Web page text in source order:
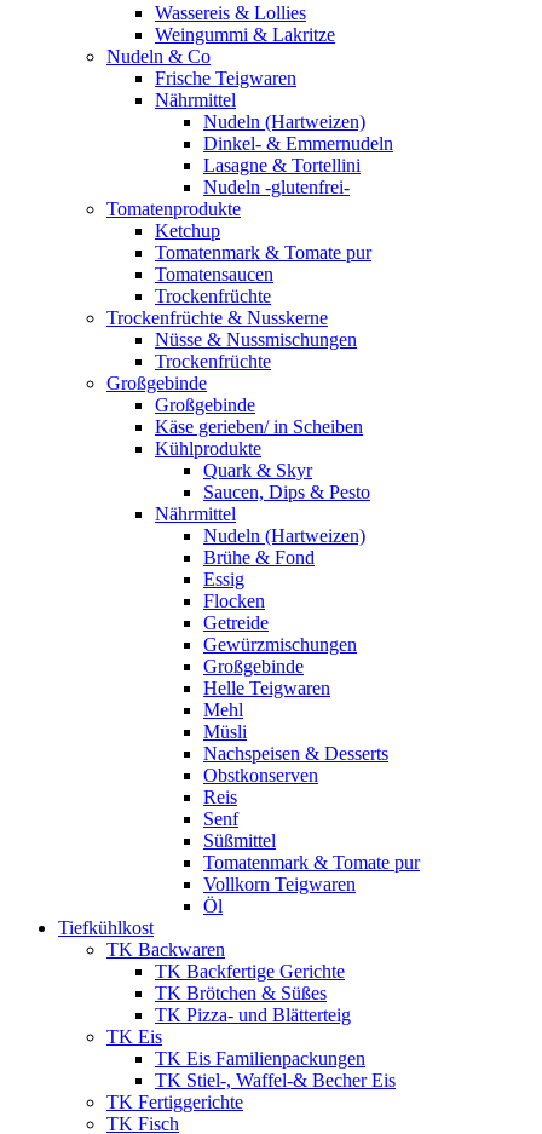
Wassereis & Lollies
Weingummi & Lakritze
Nudeln & Co
Frische Teigwaren
Nährmittel
Nudeln (Hartweizen)
Dinkel- & Emmernudeln
Lasagne & Tortellini
Nudeln -glutenfrei-
Tomatenprodukte
Ketchup
Tomatenmark & Tomate pur
Tomatensaucen
Trockenfrüchte
Trockenfrüchte & Nusskerne
Nüsse & Nussmischungen
Trockenfrüchte
Großgebinde
Großgebinde
Käse gerieben/ in Scheiben
Kühlprodukte
Quark & Skyr
Saucen, Dips & Pesto
Nährmittel
Nudeln (Hartweizen)
Brühe & Fond
Essig
Flocken
Getreide
Gewürzmischungen
Großgebinde
Helle Teigwaren
Mehl
Müsli
Nachspeisen & Desserts
Obstkonserven
Reis
Senf
Süßmittel
Tomatenmark & Tomate pur
Vollkorn Teigwaren
Öl
Tiefkühlkost
TK Backwaren
TK Backfertige Gerichte
TK Brötchen & Süßes
TK Pizza- und Blätterteig
TK Eis
TK Eis Familienpackungen
TK Stiel-, Waffel-& Becher Eis
TK Fertiggerichte
TK Fisch